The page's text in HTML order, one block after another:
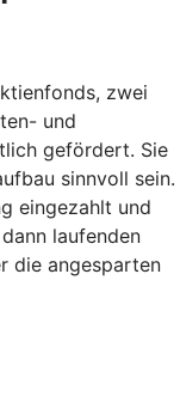
zwei
und
gefördert. Sie
sinnvoll sein.
eingezahlt und
laufenden
die angesparten